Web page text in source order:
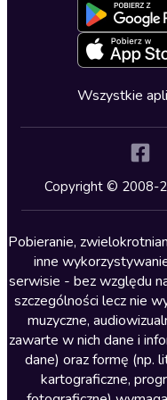
Kryminały
Lektury szkolne
Literatura anglojęzyczna
Literatura faktu
Literatura obyczajowa
Literatura piękna obca
Literatura piękna polska
Nagrania relaksacyjne
Deklaracja
Oferta dla
Blog
Zapowiedzi
Cykle
Wszystkie
Copyright © 2008-
Pobieranie,
inne
serwisie - bez względu
szczególności lecz nie
muzyczne,
zawarte w nich dane i
dane) oraz formę (np.
kartograficzne,